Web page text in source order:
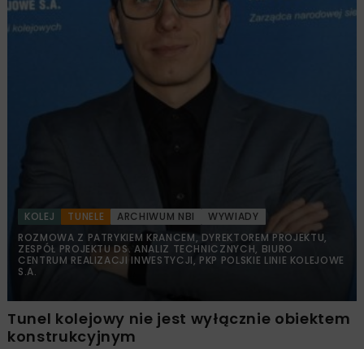
KOLEJ TUNELE ARCHIWUM NBI
WYWIADY
ROZMOWA Z PATRYKIEM KRANCEM, DYREKTOREM PROJEKTU,
ZESPÓŁ PROJEKTU DS. ANALIZ TECHNICZNYCH, BIURO
CENTRUM REALIZACJI INWESTYCJI, PKP POLSKIE LINIE KOLEJOWE
S.A.
Tunel kolejowy nie jest wyłącznie obiektem
konstrukcyjnym